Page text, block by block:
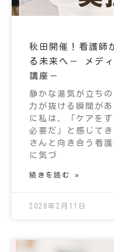
秋田開催！看護師
る未来へ－ メデ
講座－
静かな湯気が立ち
力が抜ける瞬間が
に私は、「ケアを
必要だ」と感じて
さんと向き合う看
に気づ
続きを読む »
2026年2月11日